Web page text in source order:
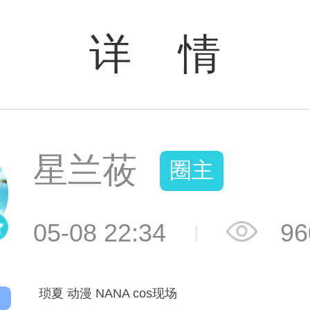
详 情
星兰莜 圈主
05-08 22:34
琐夏 动漫 NANA cos现场